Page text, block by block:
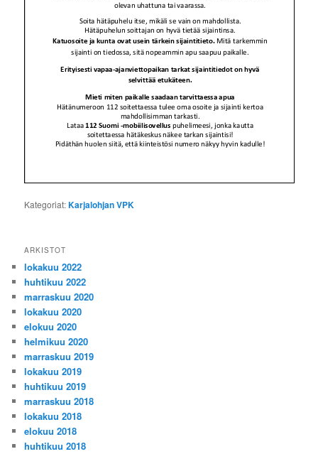
Kategoriat:Karjalohjan VPK
ARKISTOT
lokakuu 2022
huhtikuu 2022
marraskuu 2020
lokakuu 2020
elokuu 2020
helmikuu 2020
marraskuu 2019
lokakuu 2019
huhtikuu 2019
marraskuu 2018
lokakuu 2018
elokuu 2018
huhtikuu 2018